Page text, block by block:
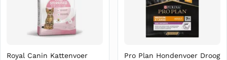
Royal Canin Kattenvoer
Pro Plan Hondenvoer Droog